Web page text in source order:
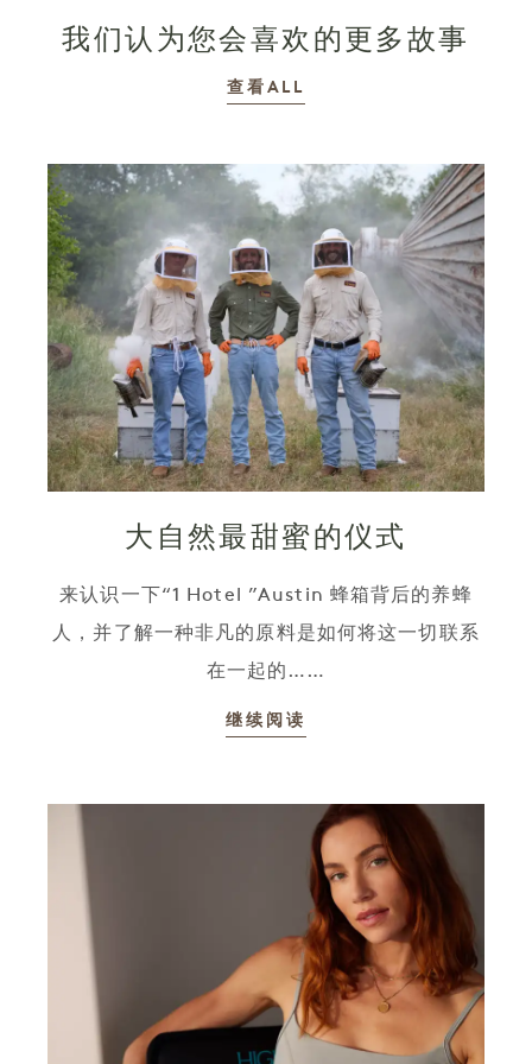
我们认为您会喜欢的更多故事
查看ALL
大自然最甜蜜的仪式
来认识一下“1 Hotel ”Austin 蜂箱背后的养蜂
人，并了解一种非凡的原料是如何将这一切联系
在一起的……
继续阅读